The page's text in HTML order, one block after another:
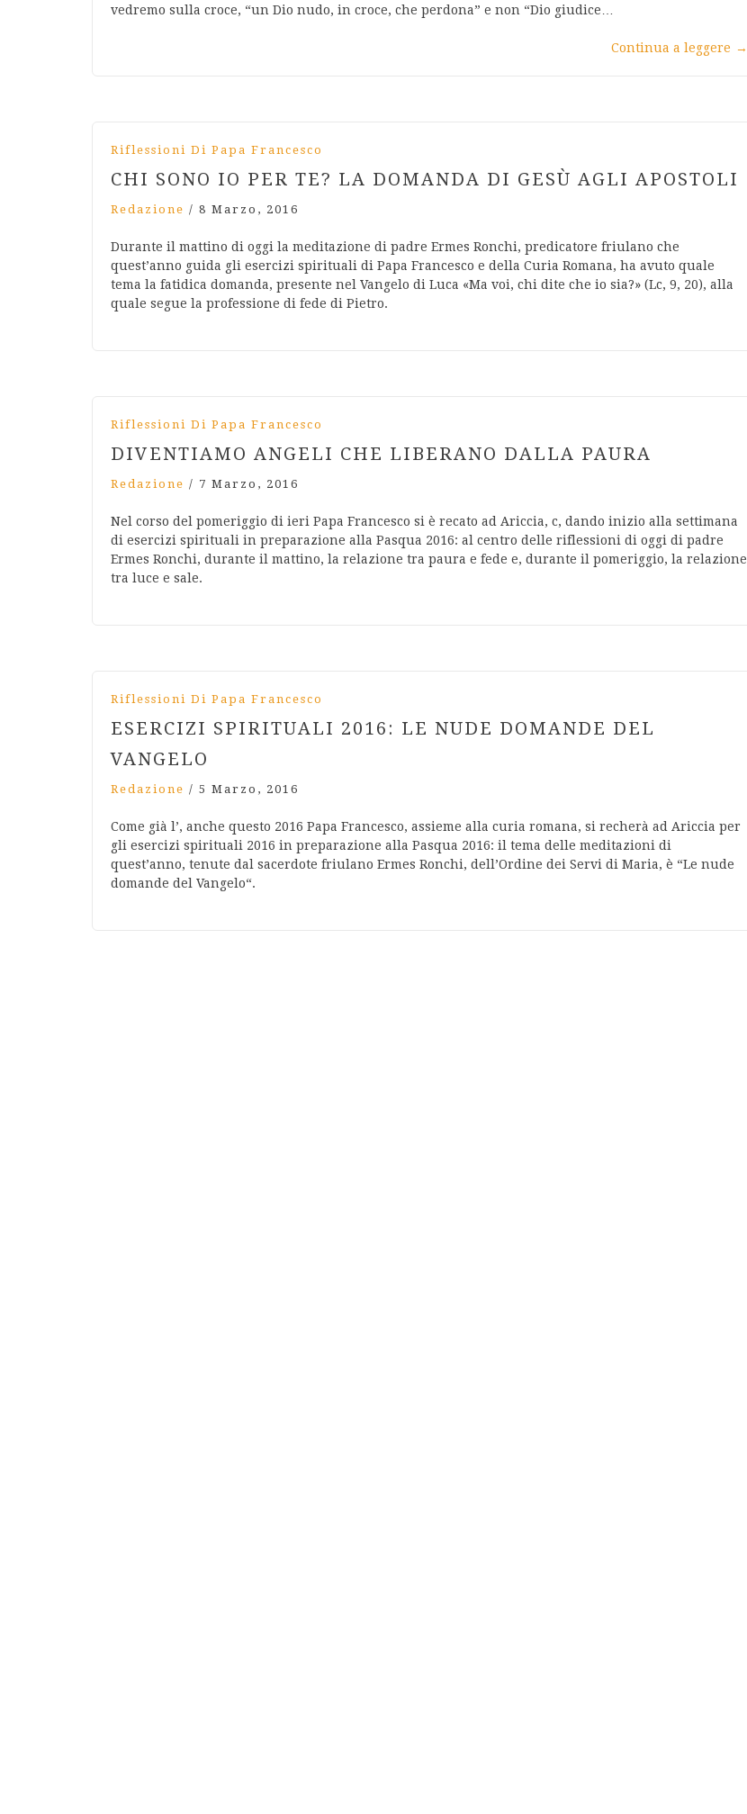
vedremo sulla croce, “un Dio nudo, in croce, che perdona” e non “Dio giudice…
Continua a leggere →
Riflessioni Di Papa Francesco
CHI SONO IO PER TE? LA DOMANDA DI GESÙ AGLI APOSTOLI
Redazione / 8 Marzo, 2016
Durante il mattino di oggi la meditazione di padre Ermes Ronchi, predicatore friulano che
quest’anno guida gli esercizi spirituali di Papa Francesco e della Curia Romana, ha avuto quale
tema la fatidica domanda, presente nel Vangelo di Luca «Ma voi, chi dite che io sia?» (Lc, 9, 20), alla
quale segue la professione di fede di Pietro.
Riflessioni Di Papa Francesco
DIVENTIAMO ANGELI CHE LIBERANO DALLA PAURA
Redazione / 7 Marzo, 2016
Nel corso del pomeriggio di ieri Papa Francesco si è recato ad Ariccia, c, dando inizio alla settimana
di esercizi spirituali in preparazione alla Pasqua 2016: al centro delle riflessioni di oggi di padre
Ermes Ronchi, durante il mattino, la relazione tra paura e fede e, durante il pomeriggio, la relazione
tra luce e sale.
Riflessioni Di Papa Francesco
ESERCIZI SPIRITUALI 2016: LE NUDE DOMANDE DEL
VANGELO
Redazione / 5 Marzo, 2016
Come già l’, anche questo 2016 Papa Francesco, assieme alla curia romana, si recherà ad Ariccia per
gli esercizi spirituali 2016 in preparazione alla Pasqua 2016: il tema delle meditazioni di
quest’anno, tenute dal sacerdote friulano Ermes Ronchi, dell’Ordine dei Servi di Maria, è “Le nude
domande del Vangelo“.